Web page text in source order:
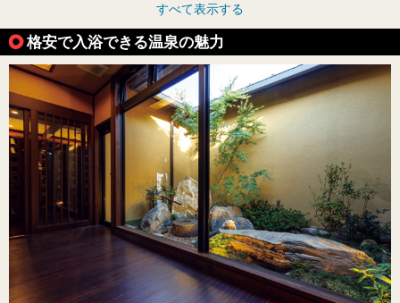
すべて表示する
格安で入浴できる温泉の魅力